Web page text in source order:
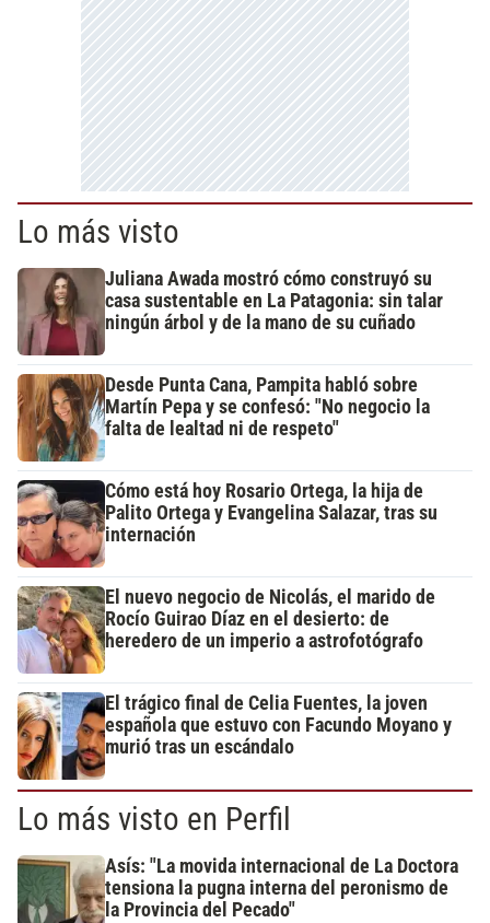
Lo más visto
Juliana Awada mostró cómo construyó su
casa sustentable en La Patagonia: sin talar
ningún árbol y de la mano de su cuñado
Desde Punta Cana, Pampita habló sobre
Martín Pepa y se confesó: "No negocio la
falta de lealtad ni de respeto"
Cómo está hoy Rosario Ortega, la hija de
Palito Ortega y Evangelina Salazar, tras su
internación
El nuevo negocio de Nicolás, el marido de
Rocío Guirao Díaz en el desierto: de
heredero de un imperio a astrofotógrafo
El trágico final de Celia Fuentes, la joven
española que estuvo con Facundo Moyano y
murió tras un escándalo
Lo más visto en Perfil
Asís: "La movida internacional de La Doctora
tensiona la pugna interna del peronismo de
la Provincia del Pecado"